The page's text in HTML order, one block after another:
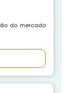
do mercado